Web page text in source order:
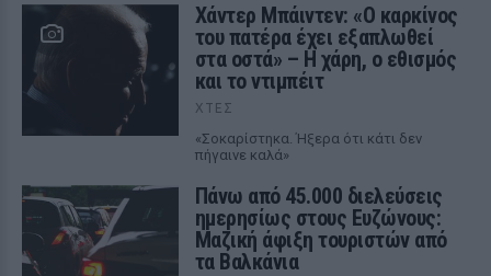
Χάντερ Μπάιντεν: «Ο καρκίνος
του πατέρα έχει εξαπλωθεί
στα οστά» – Η χάρη, ο εθισμός
και το ντιμπέιτ
ΧΤΕΣ
«Σοκαρίστηκα. Ήξερα ότι κάτι δεν
πήγαινε καλά»
Πάνω από 45.000 διελεύσεις
ημερησίως στους Ευζώνους:
Μαζική άφιξη τουριστών από
τα Βαλκάνια